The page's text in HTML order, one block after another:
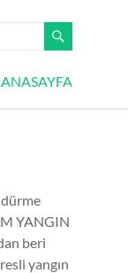
ANASAYFA
YANGIN
beri
yangın